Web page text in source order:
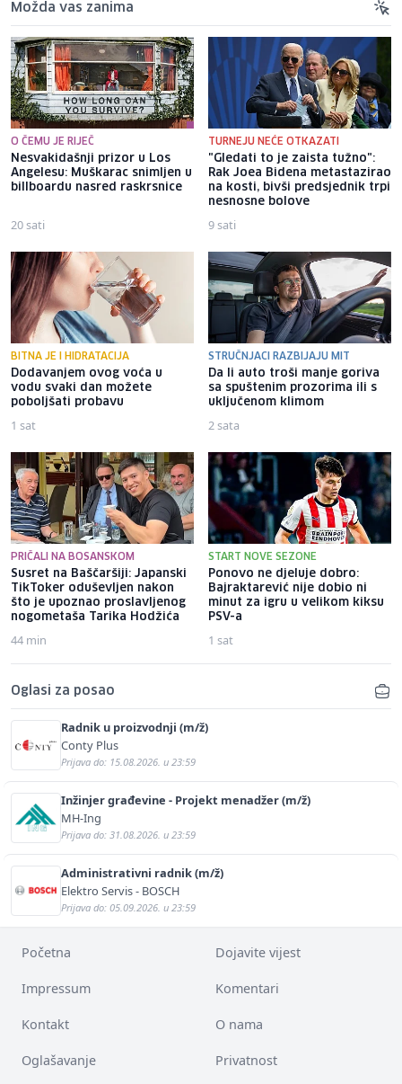
Možda vas zanima
O ČEMU JE RIJEČ
Nesvakidašnji prizor u Los
Angelesu: Muškarac snimljen u
billboardu nasred raskrsnice
20 sati
TURNEJU NEĆE OTKAZATI
"Gledati to je zaista tužno":
Rak Joea Bidena metastazirao
na kosti, bivši predsjednik trpi
nesnosne bolove
9 sati
BITNA JE I HIDRATACIJA
Dodavanjem ovog voća u
vodu svaki dan možete
poboljšati probavu
1 sat
STRUČNJACI RAZBIJAJU MIT
Da li auto troši manje goriva
sa spuštenim prozorima ili s
uključenom klimom
2 sata
PRIČALI NA BOSANSKOM
Susret na Baščaršiji: Japanski
TikToker oduševljen nakon
što je upoznao proslavljenog
nogometaša Tarika Hodžića
44 min
START NOVE SEZONE
Ponovo ne djeluje dobro:
Bajraktarević nije dobio ni
minut za igru u velikom kiksu
PSV-a
1 sat
Oglasi za posao
Radnik u proizvodnji (m/ž)
Conty Plus
Prijava do: 15.08.2026. u 23:59
Inžinjer građevine - Projekt menadžer (m/ž)
MH-Ing
Prijava do: 31.08.2026. u 23:59
Administrativni radnik (m/ž)
Elektro Servis - BOSCH
Prijava do: 05.09.2026. u 23:59
Početna Dojavite vijest
Impressum Komentari
Kontakt O nama
Oglašavanje Privatnost